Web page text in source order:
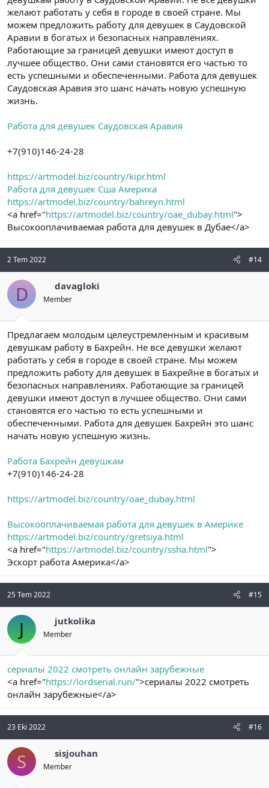
желают работать у себя в городе в своей стране. Мы
можем предложить работу для девушек в Саудовской
Аравии в богатых и безопасных направлениях.
Работающие за границей девушки имеют доступ в
лучшее общество. Они сами становятся его частью то
есть успешными и обеспеченными. Работа для девушек
Саудовская Аравия это шанс начать новую успешную
жизнь.
Работа для девушек Саудовская Аравия
+7(910)146-24-28
https://artmodel.biz/country/kipr.html
Работа для девушек Сша Америка
https://artmodel.biz/country/bahreyn.html
<a href="https://artmodel.biz/country/oae_dubay.html">
Высокооплачиваемая работа для девушек в Дубае</a>
2 Tem 2022 #14
D davagloki
Member
Предлагаем молодым целеустремленным и красивым
девушкам работу в Бахрейн. Не все девушки желают
работать у себя в городе в своей стране. Мы можем
предложить работу для девушек в Бахрейне в богатых и
безопасных направлениях. Работающие за границей
девушки имеют доступ в лучшее общество. Они сами
становятся его частью то есть успешными и
обеспеченными. Работа для девушек Бахрейн это шанс
начать новую успешную жизнь.
Работа Бахрейн девушкам
+7(910)146-24-28
https://artmodel.biz/country/oae_dubay.html
Высокооплачиваемая работа для девушек в Америке
https://artmodel.biz/country/gretsiya.html
<a href="https://artmodel.biz/country/ssha.html">
Эскорт работа Америка</a>
25 Tem 2022 #15
J jutkolika
Member
сериалы 2022 смотреть онлайн зарубежные
<a href="https://lordserial.run/">сериалы 2022 смотреть
онлайн зарубежные</a>
23 Eki 2022 #16
S sisjouhan
Member